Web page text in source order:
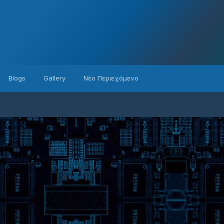
Blogs Gallery Νέο Περιεχόμενο